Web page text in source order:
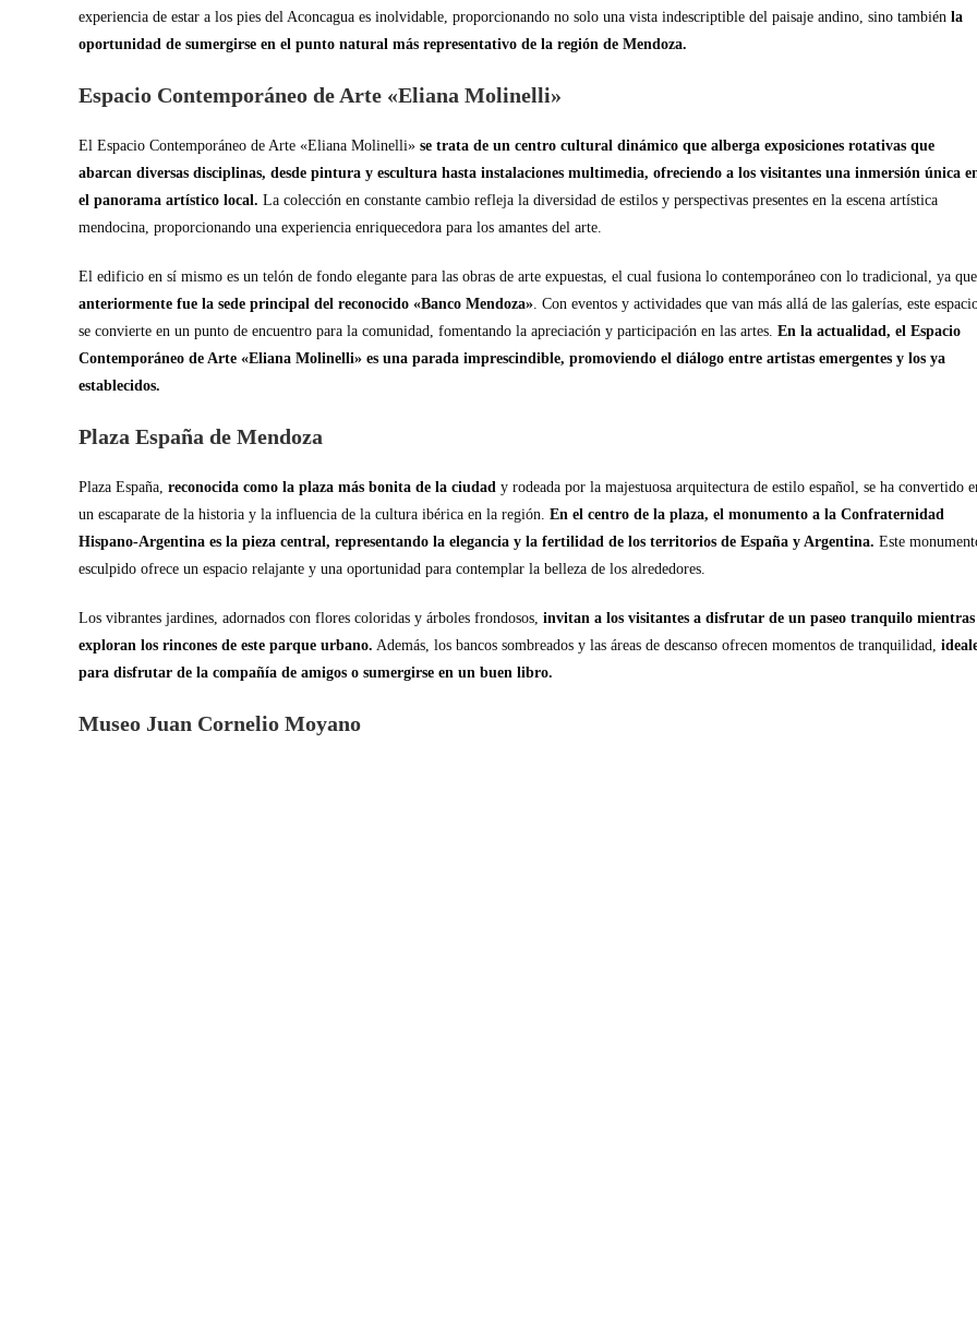
experiencia de estar a los pies del Aconcagua es inolvidable, proporcionando no solo una vista indescriptible del paisaje andino, sino también la
oportunidad de sumergirse en el punto natural más representativo de la región de Mendoza.
Espacio Contemporáneo de Arte «Eliana Molinelli»
El Espacio Contemporáneo de Arte «Eliana Molinelli» se trata de un centro cultural dinámico que alberga exposiciones rotativas que
abarcan diversas disciplinas, desde pintura y escultura hasta instalaciones multimedia, ofreciendo a los visitantes una inmersión única
el panorama artístico local. La colección en constante cambio refleja la diversidad de estilos y perspectivas presentes en la escena artística
mendocina, proporcionando una experiencia enriquecedora para los amantes del arte.
El edificio en sí mismo es un telón de fondo elegante para las obras de arte expuestas, el cual fusiona lo contemporáneo con lo tradicional, ya que
anteriormente fue la sede principal del reconocido «Banco Mendoza». Con eventos y actividades que van más allá de las galerías, este
se convierte en un punto de encuentro para la comunidad, fomentando la apreciación y participación en las artes. En la actualidad, el Espacio
Contemporáneo de Arte «Eliana Molinelli» es una parada imprescindible, promoviendo el diálogo entre artistas emergentes y los ya
establecidos.
Plaza España de Mendoza
Plaza España, reconocida como la plaza más bonita de la ciudad y rodeada por la majestuosa arquitectura de estilo español, se ha convertido
un escaparate de la historia y la influencia de la cultura ibérica en la región. En el centro de la plaza, el monumento a la Confraternidad
Hispano-Argentina es la pieza central, representando la elegancia y la fertilidad de los territorios de España y Argentina. Este
esculpido ofrece un espacio relajante y una oportunidad para contemplar la belleza de los alrededores.
Los vibrantes jardines, adornados con flores coloridas y árboles frondosos, invitan a los visitantes a disfrutar de un paseo tranquilo mientras
exploran los rincones de este parque urbano. Además, los bancos sombreados y las áreas de descanso ofrecen momentos de tranquilidad,
para disfrutar de la compañía de amigos o sumergirse en un buen libro.
Museo Juan Cornelio Moyano